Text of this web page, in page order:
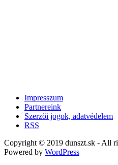
Impresszum
Partnereink
Szerzői jogok, adatvédelem
RSS
Copyright © 2019 dunszt.sk - All
Powered by WordPress